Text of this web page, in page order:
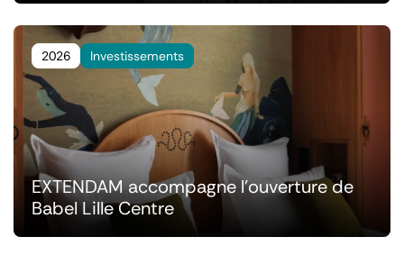
2026 Investissements
EXTENDAM accompagne l'ouverture de
Babel Lille Centre